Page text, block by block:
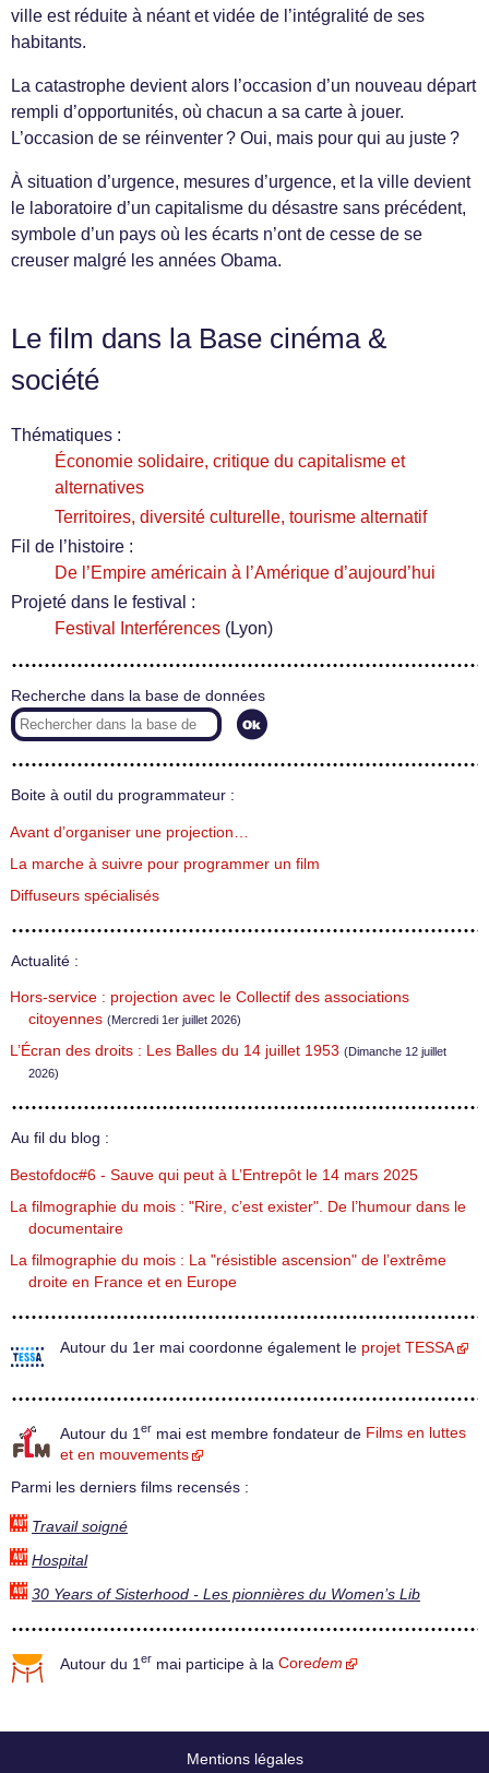
ville est réduite à néant et vidée de l’intégralité de ses
habitants.
La catastrophe devient alors l’occasion d’un nouveau départ
rempli d’opportunités, où chacun a sa carte à jouer.
L’occasion de se réinventer ? Oui, mais pour qui au juste ?
À situation d’urgence, mesures d’urgence, et la ville devient
le laboratoire d’un capitalisme du désastre sans précédent,
symbole d’un pays où les écarts n’ont de cesse de se
creuser malgré les années Obama.
Le film dans la Base cinéma &
société
Thématiques :
Économie solidaire, critique du capitalisme et
alternatives
Territoires, diversité culturelle, tourisme alternatif
Fil de l’histoire :
De l’Empire américain à l’Amérique d’aujourd’hui
Projeté dans le festival :
Festival Interférences (Lyon)
Recherche dans la base de données
Boite à outil du programmateur :
Avant d’organiser une projection…
La marche à suivre pour programmer un film
Diffuseurs spécialisés
Actualité :
Hors-service : projection avec le Collectif des associations
citoyennes (Mercredi 1er juillet 2026)
L’Écran des droits : Les Balles du 14 juillet 1953 (Dimanche 12 juillet
2026)
Au fil du blog :
Bestofdoc#6 - Sauve qui peut à L’Entrepôt le 14 mars 2025
La filmographie du mois : "Rire, c’est exister". De l’humour dans le
documentaire
La filmographie du mois : La "résistible ascension" de l’extrême
droite en France et en Europe
Autour du 1er mai coordonne également le projet TESSA
Autour du 1 er mai est membre fondateur de Films en luttes
et en mouvements
Parmi les derniers films recensés :
Travail soigné
Hospital
30 Years of Sisterhood - Les pionnières du Women’s Lib
Autour du 1 er mai participe à la Coredem
Mentions légales